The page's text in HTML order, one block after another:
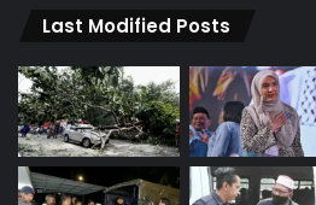
Last Modified Posts